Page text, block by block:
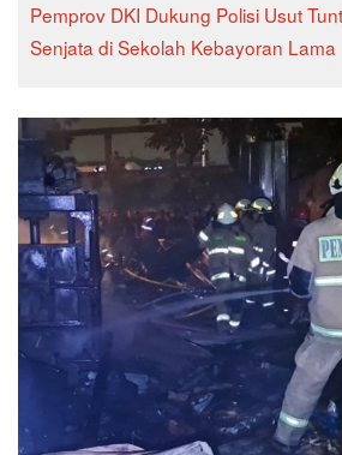
Pemprov DKI Dukung Polisi Usut
Senjata di Sekolah Kebayoran Lama